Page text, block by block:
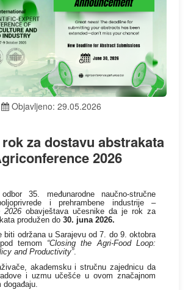
Objavljeno: 29.05.2026
za dostavu abstrakata
2026
35. međunarodne naučno-stručne
i prehrambene industrije –
2026 obavještava učesnike da je rok za
produžen do 30. juna 2026.
biti održana u Sarajevu od 7. do 9. oktobra
temom “Closing the Agri-Food Loop:
and Productivity”.
akademsku i stručnu zajednicu da
i uzmu učešće u ovom značajnom
događaju.